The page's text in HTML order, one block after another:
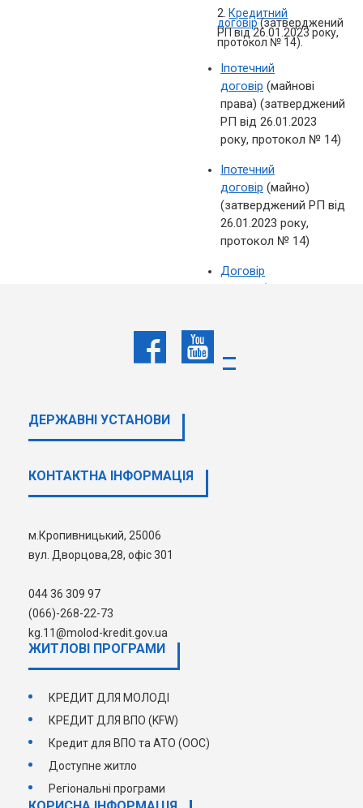
2. Кредитний
договір(затверджений
РП від 26.01.2023 року,
протокол № 14).
Іпотечний
договір (майнові
права) (затверджений
РП від 26.01.2023
року, протокол № 14)
Іпотечний
договір (майно)
(затверджений РП від
26.01.2023 року,
протокол № 14)
Договір
(затверджений
Договір
поруки
НЕХАЙ НАСТУПНИМ КРОКОМ СТАНЕ
ВЛАСНІЙ ДОМІВЦІ!
ДЕРЖАВНI УСТАНОВИ
КОНТАКТНА ІНФОРМАЦІЯ
м.Кропивницький, 25006
вул. Дворцова,28, офіс 301
044 36 309 97
(066)-268-22-73
kg.11@molod-kredit.gov.ua
ЖИТЛОВІ ПРОГРАМИ
КРЕДИТ ДЛЯ МОЛОДІ
КРЕДИТ ДЛЯ ВПО (KFW)
Кредит для ВПО та АТО (ООС)
Доступне житло
Регіональні програми